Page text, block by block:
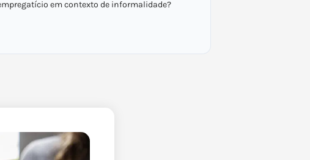
em contexto de informalidade?